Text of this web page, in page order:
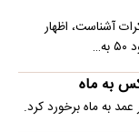
آشناست، اظهار